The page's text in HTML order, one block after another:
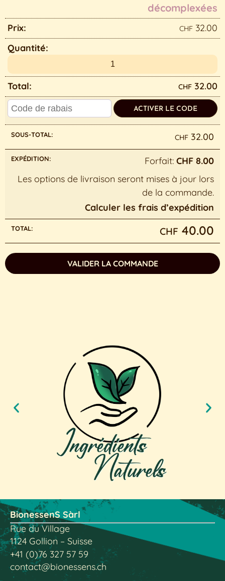
décomplexées
CHF 32.00
CHF 32.00
ACTIVER LE CODE
CHF 32.00
Forfait: CHF 8.00
Les options de livraison seront mises à jour lors
de la commande.
Calculer les frais d’expédition
CHF 40.00
VALIDER LA COMMANDE
BionessenS Sàrl
Rue du Village
1124 Gollion – Suisse
+41 (0)76 327 57 59
contact@bionessens.ch